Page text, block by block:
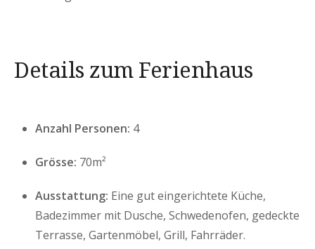
Details zum Ferienhaus
Anzahl Personen: 4
Grösse: 70m²
Ausstattung: Eine gut eingerichtete Küche,
Badezimmer mit Dusche, Schwedenofen, gedeckte
Terrasse, Gartenmöbel, Grill, Fahrräder.